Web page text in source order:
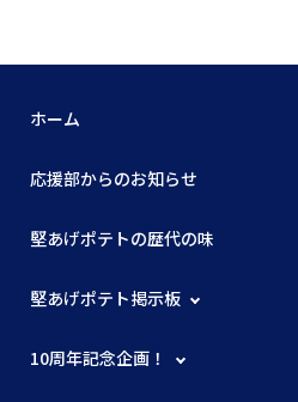
ホーム
応援部からのお知らせ
堅あげポテトの歴代の味
堅あげポテト掲示板
10周年記念企画！